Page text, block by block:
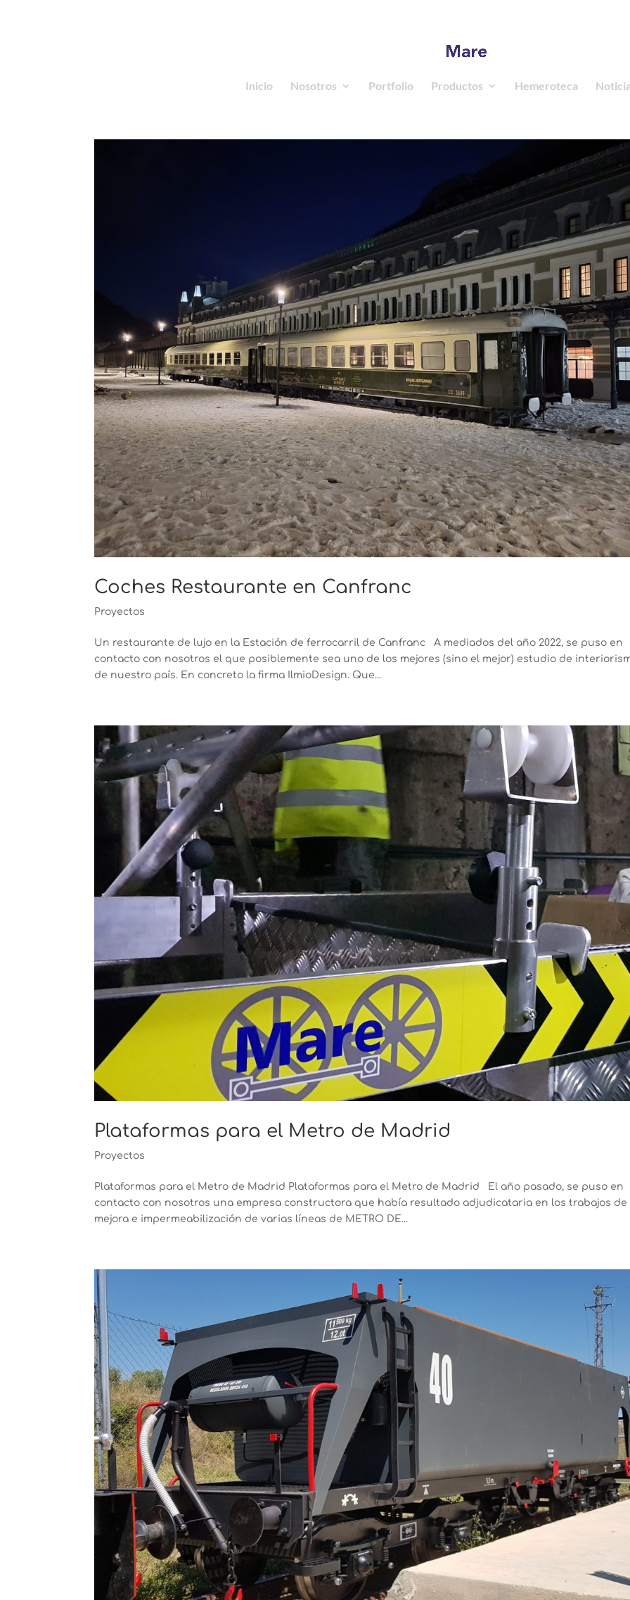
Inicio Nosotros Portfolio Productos Hemeroteca
Coches Restaurante en Canfranc
Proyectos
Un restaurante de lujo en la Estación de ferrocarril de Canfranc A mediados del año 2022, se puso en
contacto con nosotros el que posiblemente sea uno de los mejores (sino el mejor) estudio de
de nuestro país. En concreto la firma IlmioDesign. Que...
Plataformas para el Metro de Madrid
Proyectos
Plataformas para el Metro de Madrid Plataformas para el Metro de Madrid El año pasado, se puso en
contacto con nosotros una empresa constructora que había resultado adjudicataria en los trabajos de
mejora e impermeabilización de varias líneas de METRO DE...